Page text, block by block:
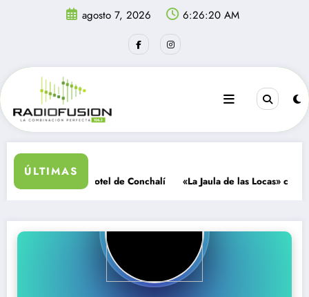
agosto 7, 2026 6:26:20 AM
ÚLTIMAS
muerto en motel de Conchalí «La Jaula de las Locas» conquista